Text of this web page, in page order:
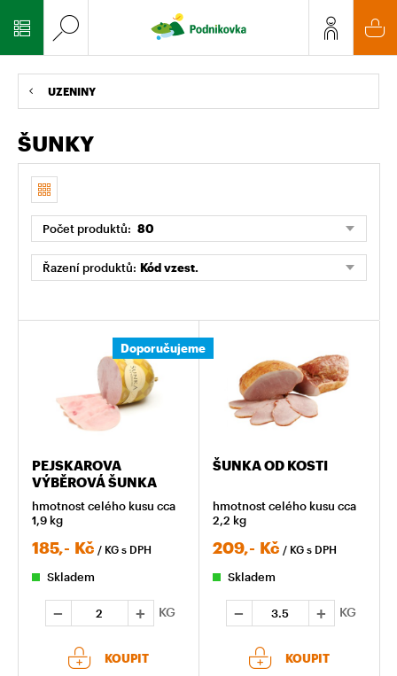
UZENINY
ŠUNKY
Počet produktů: 80
Řazení produktů: Kód vzest.
Doporučujeme
PEJSKAROVA
VÝBĚROVÁ ŠUNKA
hmotnost celého kusu cca
1,9 kg
185,- Kč / KG s DPH
Skladem
KG
KOUPIT
ŠUNKA OD KOSTI
hmotnost celého kusu cca
2,2 kg
209,- Kč / KG s DPH
Skladem
KG
KOUPIT